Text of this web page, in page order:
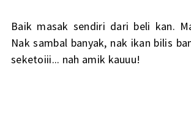
Baik masak sendiri dari beli kan.
Nak sambal banyak, nak ikan bilis
seketoiii... nah amik kauuu!